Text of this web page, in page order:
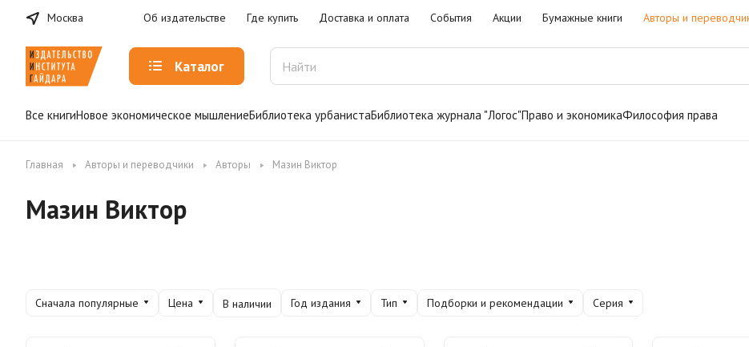
Москва Об издательстве Где купить Доставка и оплата События Акции Бумажные книги Авторы и
Каталог
Все книгиНовое экономическое мышлениеБиблиотека урбанистаБиблиотека журнала "Логос"Право и экономикаФилософия права
Главная Авторы и переводчики Авторы Мазин Виктор
Мазин Виктор
Сначала популярные Цена В наличии Год издания Тип Подборки и рекомендации Серия